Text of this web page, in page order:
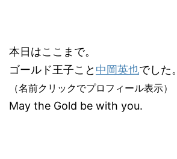
本日はここまで。
ゴールド王子こと 中岡英也でした。
（名前クリックでプロフィール表示）
May the Gold be with you.